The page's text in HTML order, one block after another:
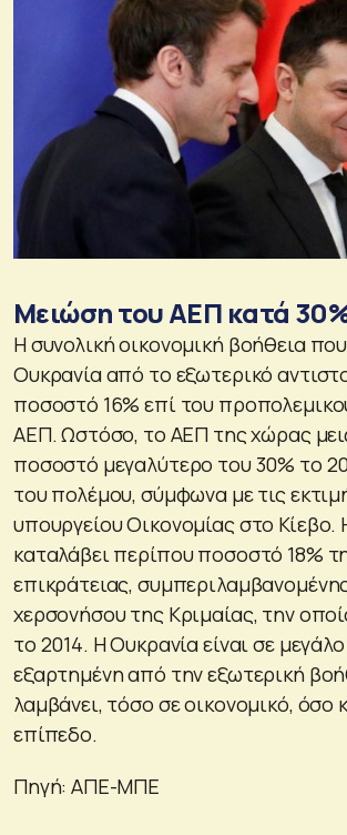
Μειώση του ΑΕΠ κατά
Η συνολική οικονομική βοήθεια
Ουκρανία από το εξωτερικό
ποσοστό 16% επί του
ΑΕΠ. Ωστόσο, το ΑΕΠ της χώρας
ποσοστό μεγαλύτερο του 30% το
του πολέμου, σύμφωνα με τις
υπουργείου Οικονομίας στο Κίεβο.
καταλάβει περίπου ποσοστό 18%
επικράτειας,
χερσονήσου της Κριμαίας, την
το 2014. Η Ουκρανία είναι σε
εξαρτημένη από την εξωτερική
λαμβάνει, τόσο σε οικονομικό, όσο
επίπεδο.
Πηγή: AΠΕ-ΜΠΕ